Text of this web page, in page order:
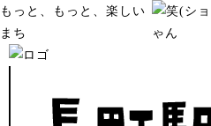
もっと、もっと、楽しい
まち